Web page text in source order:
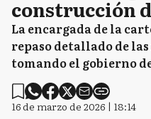
construcción
La encargada de la
repaso detallado de
tomando el gobierno
16 de marzo de 2026 | 18:14